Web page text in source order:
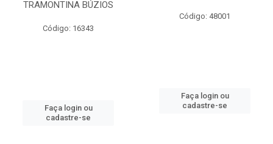
TRAMONTINA BÚZIOS
Código: 16343
Faça login ou
cadastre-se
Código: 48001
Faça login ou
cadastre-se